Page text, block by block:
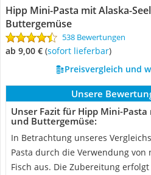
Hipp Mini-Pasta mit Alaska-
Buttergemüse
538 Bewertungen
ab 9,00 € ( Sofort lieferbar)
Preisvergleich und
Unsere
Unser Fazit für Hipp Mini-
und Buttergemüse:
In Betrachtung unseres
Pasta durch die Verwendung von
Fisch aus. Die Zubereitung